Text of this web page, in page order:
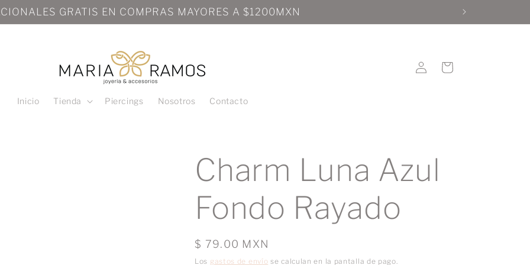
GRATIS EN COMPRAS MAYORES A $1200MXN
Inicio Tienda Piercings Nosotros Contacto
Iniciar
sesión
Carrito
Charm Luna Azul
Fondo Rayado
Precio
habitual
$ 79.00 MXN
Los gastos de envío se calculan en la pantalla de pago.